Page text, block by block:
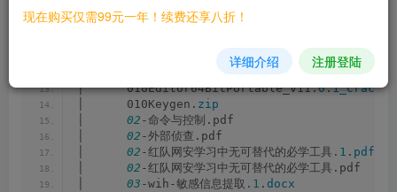
├─星球文件
│
-内存取证工具-Volatility
-针对Bilibili红笔师傅wp态度讨论的总结.pdf
│      010Editor64BitPortable_v11.0.1_Cracked
│      010Keygen. zip
02 -命令与控制.pdf
02 -外部侦查.pdf
02 -红队网安学习中无可替代的必学工具 .1 . pdf
02 -红队网安学习中无可替代的必学工具.pdf
03 -wih-敏感信息提取 .1 . docx
现在购买仅需99元一年！续费还享八折！
详细介绍 注册登陆